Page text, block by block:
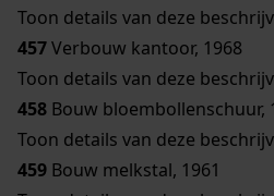
Toon details van deze
457Verbouw kantoor, 1968
Toon details van deze
458 Bouw bloembollenschuur,
Toon details van deze
459 Bouw melkstal, 1961